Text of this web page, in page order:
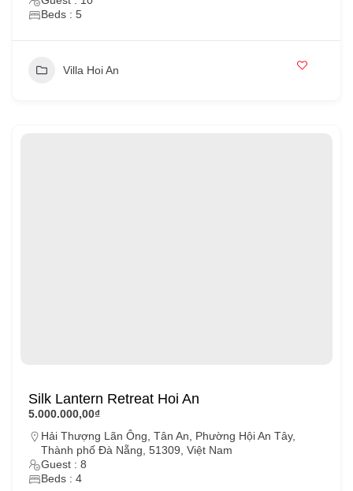
Beds : 5
Villa Hoi An
Silk Lantern Retreat Hoi An
5.000.000,00₫
Hải Thượng Lãn Ông, Tân An, Phường Hội An Tây,
Thành phố Đà Nẵng, 51309, Việt Nam
Guest : 8
Beds : 4